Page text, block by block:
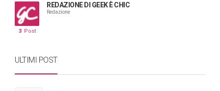
REDAZIONE DI GEEK È CHIC
Redazione
3 Post
ULTIMI POST